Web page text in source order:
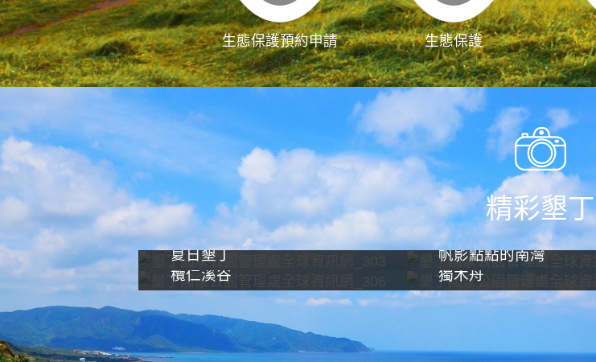
生態保護預約申請 生態保護
精彩墾丁
夏日墾丁 帆影點點的南灣
欖仁溪谷
獨木舟